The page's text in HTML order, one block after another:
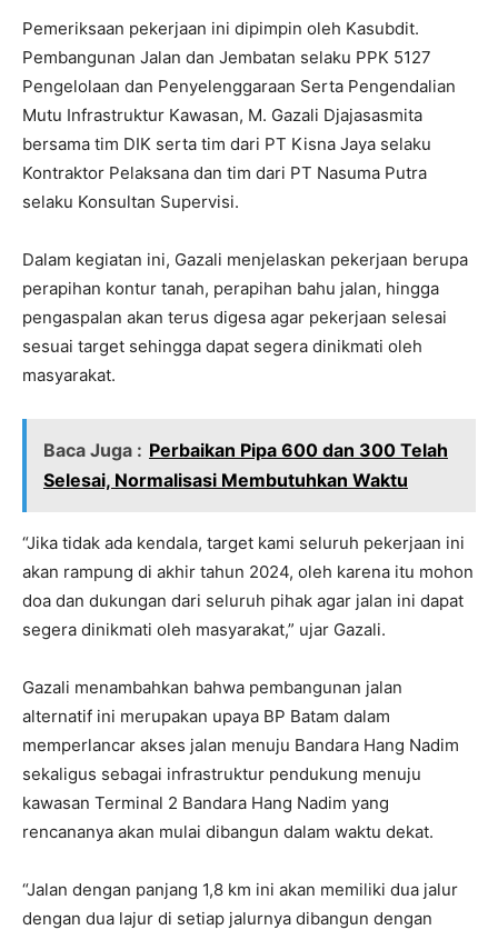
Pemeriksaan pekerjaan ini dipimpin oleh Kasubdit.
Pembangunan Jalan dan Jembatan selaku PPK 5127
Pengelolaan dan Penyelenggaraan Serta Pengendalian
Mutu Infrastruktur Kawasan, M. Gazali Djajasasmita
bersama tim DIK serta tim dari PT Kisna Jaya selaku
Kontraktor Pelaksana dan tim dari PT Nasuma Putra
selaku Konsultan Supervisi.
Dalam kegiatan ini, Gazali menjelaskan pekerjaan berupa
perapihan kontur tanah, perapihan bahu jalan, hingga
pengaspalan akan terus digesa agar pekerjaan selesai
sesuai target sehingga dapat segera dinikmati oleh
masyarakat.
Baca Juga : Perbaikan Pipa 600 dan 300 Telah
Selesai, Normalisasi Membutuhkan Waktu
“Jika tidak ada kendala, target kami seluruh pekerjaan ini
akan rampung di akhir tahun 2024, oleh karena itu mohon
doa dan dukungan dari seluruh pihak agar jalan ini dapat
segera dinikmati oleh masyarakat,” ujar Gazali.
Gazali menambahkan bahwa pembangunan jalan
alternatif ini merupakan upaya BP Batam dalam
memperlancar akses jalan menuju Bandara Hang Nadim
sekaligus sebagai infrastruktur pendukung menuju
kawasan Terminal 2 Bandara Hang Nadim yang
rencananya akan mulai dibangun dalam waktu dekat.
“Jalan dengan panjang 1,8 km ini akan memiliki dua jalur
dengan dua lajur di setiap jalurnya dibangun dengan